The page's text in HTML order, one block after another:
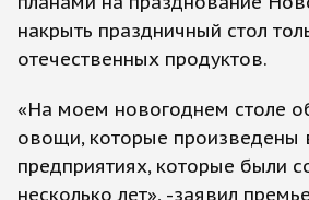
накрыть праздничный стол
отечественных продуктов.
«На моем новогоднем столе
овощи, которые произведены
предприятиях, которые были
несколько лет», -заявил